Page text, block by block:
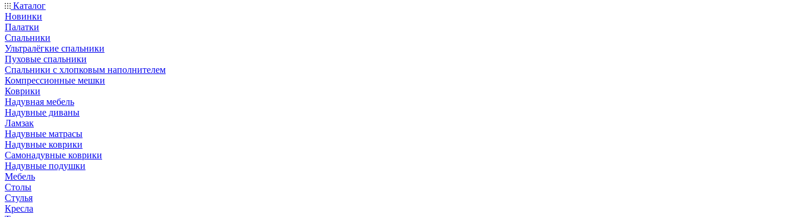
Каталог
Новинки
Палатки
Спальники
Ультралёгкие спальники
Пуховые спальники
Спальники с хлопковым наполнителем
Компрессионные мешки
Коврики
Надувная мебель
Надувные диваны
Ламзак
Надувные матрасы
Надувные коврики
Самонадувные коврики
Надувные подушки
Мебель
Столы
Стулья
Кресла